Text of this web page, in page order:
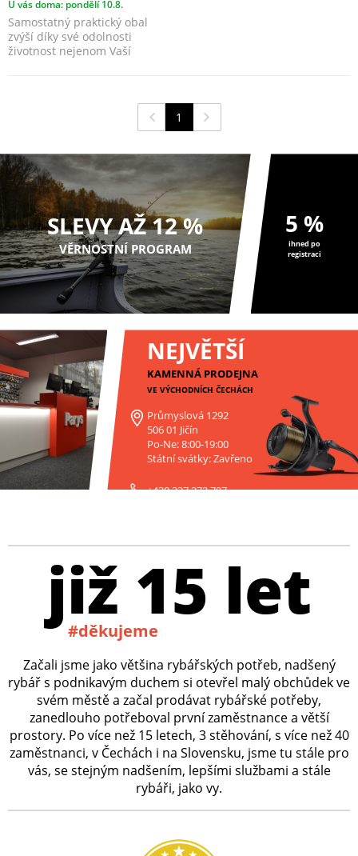
U vás doma: pondělí 10.8.
Samostatný praktický obal
zvýší díky své odolnosti
životnost nejenom Vaší
1
SLEVY AŽ 12 %
VĚRNOSTNÍ PROGRAM
5 %
ihned po
registraci
NEJVĚTŠÍ
KAMENNÁ PRODEJNA
VE VÝCHODNÍCH ČECHÁCH
Průmyslová 1292
506 01 Jičín
Po-Ne: 8:00-19:00
Státní svátky: Zavřeno
+420 227 272 797
již 15 let
#děkujeme
Začali jsme jako většina rybářských potřeb, nadšený
rybář s podnikavým duchem si otevřel malý obchůdek ve
svém městě a začal prodávat rybářské potřeby,
zanedlouho potřeboval první zaměstnance a větší
prostory. Po více než 15 letech, 3 stěhování, s více než 40
zaměstnanci, v Čechách i na Slovensku, jsme tu stále pro
vás, se stejným nadšením, lepšími službami a stále
rybáři, jako vy.